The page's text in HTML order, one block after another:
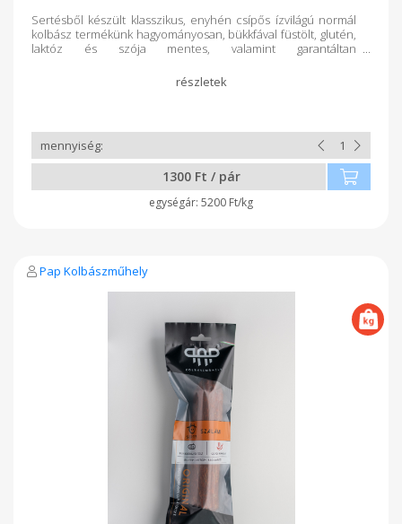
Sertésből készült klasszikus, enyhén csípős ízvilágú normál
kolbász termékünk hagyományosan, bükkfával füstölt, glutén,
laktóz és szója mentes, valamint garantáltan
1300 Ft / pár
5200 Ft/kg
Pap Kolbászműhely